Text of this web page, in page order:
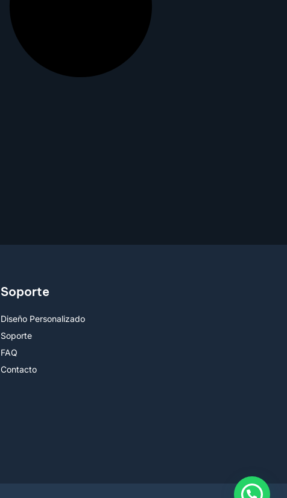
Soporte
Diseño Personalizado
Soporte
FAQ
Contacto